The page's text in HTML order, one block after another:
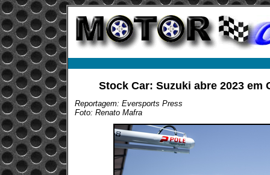
Stock Car: Suzuki abre 2023
Reportagem: Eversports Press
Foto: Renato Mafra